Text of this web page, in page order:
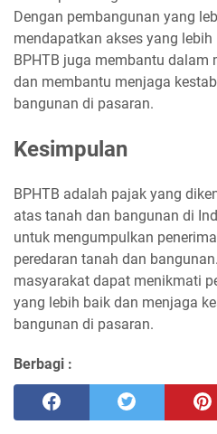
Dengan pembangunan yang
mendapatkan akses yang
BPHTB juga membantu dalam
dan membantu menjaga
bangunan di pasaran.
Kesimpulan
BPHTB adalah pajak yang
atas tanah dan bangunan di
untuk mengumpulkan
peredaran tanah dan
masyarakat dapat menikmati
yang lebih baik dan menjaga
bangunan di pasaran.
Berbagi :